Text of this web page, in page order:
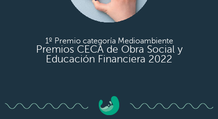
1º Premio categoría Medioambiente
Premios CECA de Obra Social y
Educación Financiera 2022